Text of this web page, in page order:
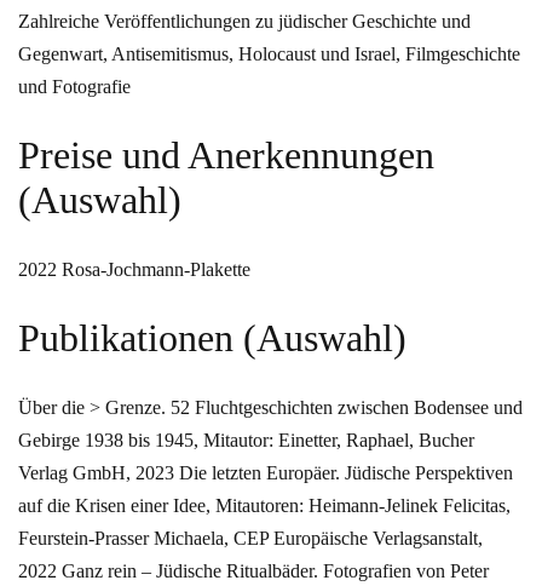
Zahlreiche Veröffentlichungen zu jüdischer Geschichte und
Gegenwart, Antisemitismus, Holocaust und Israel, Filmgeschichte
und Fotografie
Preise und Anerkennungen
(Auswahl)
2022 Rosa-Jochmann-Plakette
Publikationen (Auswahl)
Über die > Grenze. 52 Fluchtgeschichten zwischen Bodensee und
Gebirge 1938 bis 1945, Mitautor: Einetter, Raphael, Bucher
Verlag GmbH, 2023 Die letzten Europäer. Jüdische Perspektiven
auf die Krisen einer Idee, Mitautoren: Heimann-Jelinek Felicitas,
Feurstein-Prasser Michaela, CEP Europäische Verlagsanstalt,
2022 Ganz rein – Jüdische Ritualbäder. Fotografien von Peter